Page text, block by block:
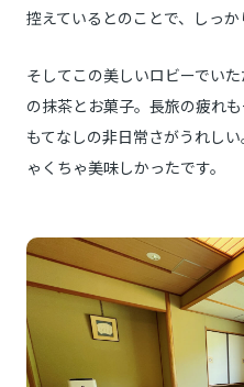
控えているとのことで、しっか
そしてこの美しいロビーでい
の抹茶とお菓子。長旅の疲れ
もてなしの非日常さがうれし
ゃくちゃ美味しかったです。